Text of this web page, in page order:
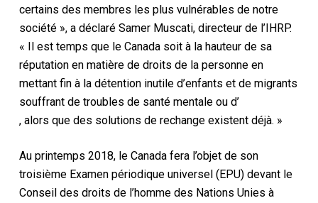
certains des membres les plus vulnérables de notre
société », a déclaré Samer Muscati, directeur de l’IHRP.
« Il est temps que le Canada soit à la hauteur de sa
réputation en matière de droits de la personne en
mettant fin à la détention inutile d’enfants et de migrants
souffrant de troubles de santé mentale ou d’
, alors que des solutions de rechange existent déjà. »
Au printemps 2018, le Canada fera l’objet de son
troisième Examen périodique universel (EPU) devant le
Conseil des droits de l’homme des Nations Unies à